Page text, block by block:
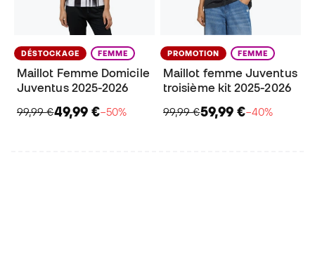
DÉSTOCKAGE FEMME
Maillot Femme Domicile
Juventus 2025-2026
99,99 €49,99 €−50%
PROMOTION FEMME
Maillot femme Juventus
troisième kit 2025-2026
99,99 €59,99 €−40%